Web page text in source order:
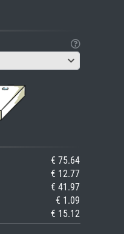
€ 75.64
€ 12.77
€ 41.97
€ 1.09
€ 15.12